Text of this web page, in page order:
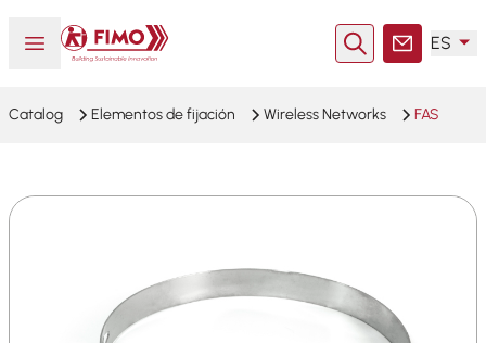
Abrir o cerrar el menú
Volver a la página principal
Buscar enContacto
ES
Catalog Elementos de fijación Wireless Networks FAS